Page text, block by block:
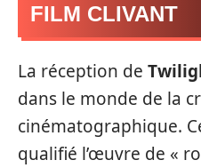
FILM CLIVANT
La réception de
dans le monde de la
cinématographique.
qualifié l’œuvre de «